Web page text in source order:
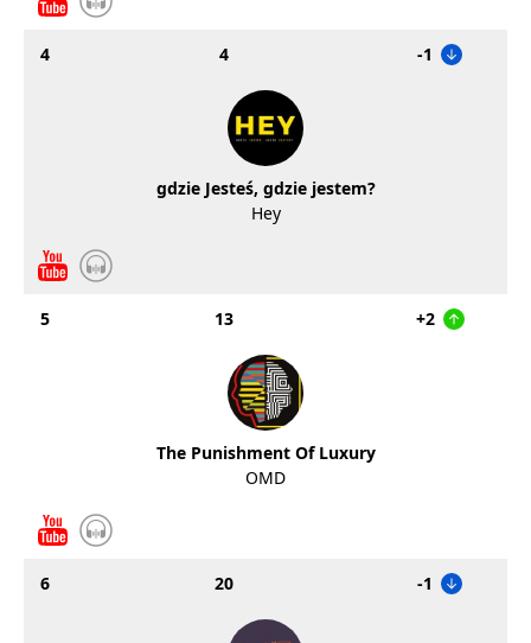
4 4 -1
gdzie Jesteś, gdzie jestem?
Hey
5 13 +2
The Punishment Of Luxury
OMD
6 20 -1